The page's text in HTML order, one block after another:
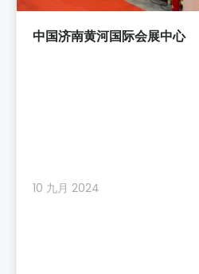
中国济南黄河国际会展中心
10 九月 2024